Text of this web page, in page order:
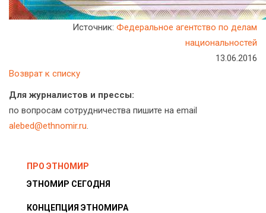
Источник: Федеральное агентство по делам
национальностей
13.06.2016
Возврат к списку
Для журналистов и прессы:
по вопросам сотрудничества пишите на email
alebed@ethnomir.ru
ПРО ЭТНОМИР
ЭТНОМИР СЕГОДНЯ
КОНЦЕПЦИЯ ЭТНОМИРА